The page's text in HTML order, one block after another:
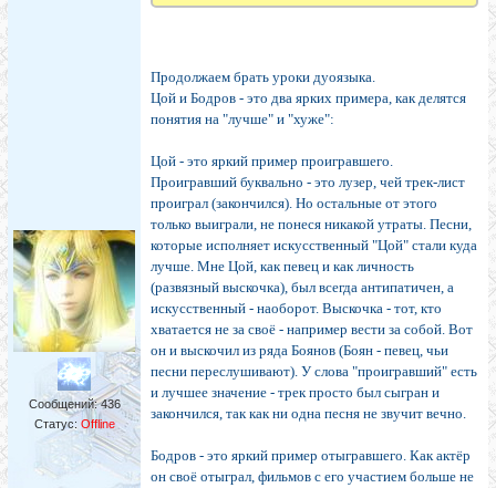
Сообщений:436
Статус: Offline
Продолжаем брать уроки дуоязыка.
Цой и Бодров - это два ярких примера, как делятся
понятия на "лучше" и "хуже":
Цой - это яркий пример проигравшего.
Проигравший буквально - это лузер, чей трек-лист
проиграл (закончился). Но остальные от этого
только выиграли, не понеся никакой утраты. Песни,
которые исполняет искусственный "Цой" стали куда
лучше. Мне Цой, как певец и как личность
(развязный выскочка), был всегда антипатичен, а
искусственный - наоборот. Выскочка - тот, кто
хватается не за своё - например вести за собой. Вот
он и выскочил из ряда Боянов (Боян - певец, чьи
песни переслушивают). У слова "проигравший" есть
и лучшее значение - трек просто был сыгран и
закончился, так как ни одна песня не звучит вечно.
Бодров - это яркий пример отыгравшего. Как актёр
он своё отыграл, фильмов с его участием больше не